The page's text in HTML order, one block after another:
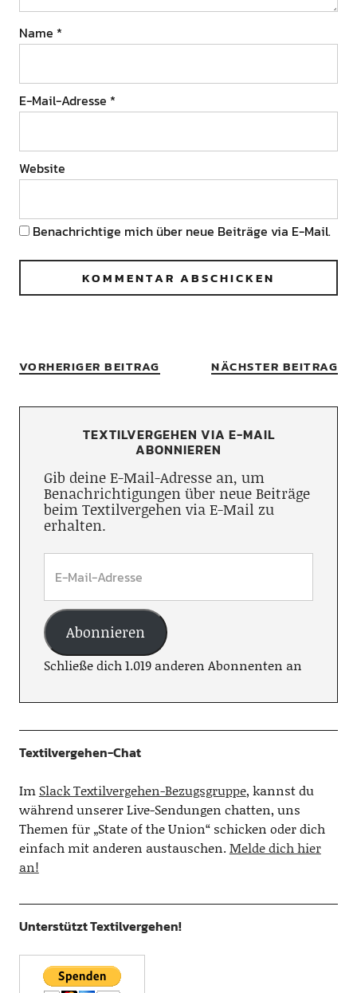
Name *
E-Mail-Adresse *
Website
Benachrichtige mich über neue Beiträge via E-Mail.
VORHERIGER BEITRAG NÄCHSTER BEITRAG
TEXTILVERGEHEN VIA E-MAIL
ABONNIEREN
Gib deine E-Mail-Adresse an, um
Benachrichtigungen über neue Beiträge
beim Textilvergehen via E-Mail zu
erhalten.
Abonnieren
Schließe dich 1.019 anderen Abonnenten an
Textilvergehen-Chat
Im Slack Textilvergehen-Bezugsgruppe, kannst du
während unserer Live-Sendungen chatten, uns
Themen für „State of the Union“ schicken oder dich
einfach mit anderen austauschen.Melde dich hier
an!
Unterstützt Textilvergehen!